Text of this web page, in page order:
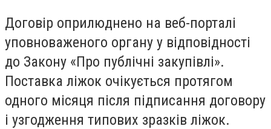
Договір оприлюднено на веб-порталі
уповноваженого органу у відповідності
до Закону «Про публічні закупівлі».
Поставка ліжок очікується протягом
одного місяця після підписання договору
і узгодження типових зразків ліжок.